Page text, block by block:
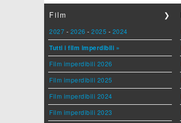
Film ❯
2027 - 2026 - 2025 - 2024
Tutti i film imperdibili »
Film imperdibili 2026
Film imperdibili 2025
Film imperdibili 2024
Film imperdibili 2023